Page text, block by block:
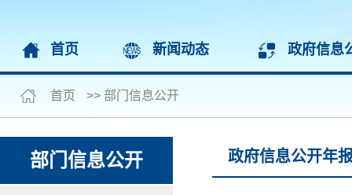
首页 新闻动态 政府信息
首页 >> 部门信息公开
部门信息公开 政府信息公开年